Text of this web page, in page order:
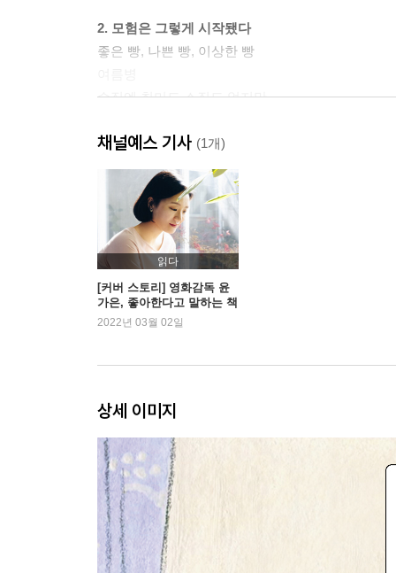
2. 모험은 그렇게 시작됐다
좋은 빵, 나쁜 빵, 이상한 빵
수집엔 취미도 소질도 없지만
그런 취향 Part 2
3. 오직 걷기 위해서
일요일의 청소 시간
마트에 가고 싶어요
난 슬플 때 별자리를 봐
새 공책을 샀다
어느 조카 바보의 고백
걸어서 걸어서
채널예스 기사 (1개)
읽다
[커버 스토리] 영화감독 윤
가은, 좋아한다고 말하는 책
2022년 03월 02일
상세 이미지